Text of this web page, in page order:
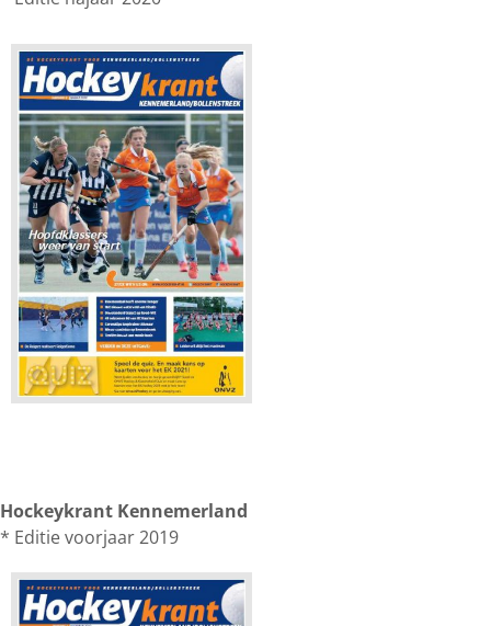
Hockeykrant Kennemerland
* Editie voorjaar 2019